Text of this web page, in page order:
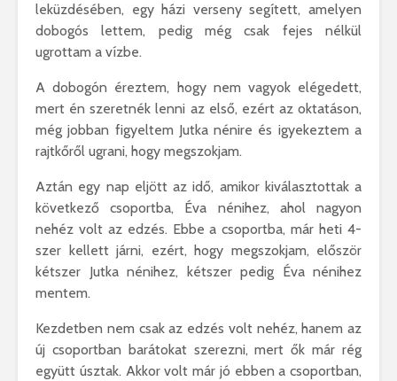
leküzdésében, egy házi verseny segített, amelyen
dobogós lettem, pedig még csak fejes nélkül
ugrottam a vízbe.
A dobogón éreztem, hogy nem vagyok elégedett,
mert én szeretnék lenni az első, ezért az oktatáson,
még jobban figyeltem Jutka nénire és igyekeztem a
rajtkőről ugrani, hogy megszokjam.
Aztán egy nap eljött az idő, amikor kiválasztottak a
következő csoportba, Éva nénihez, ahol nagyon
nehéz volt az edzés. Ebbe a csoportba, már heti 4-
szer kellett járni, ezért, hogy megszokjam, először
kétszer Jutka nénihez, kétszer pedig Éva nénihez
mentem.
Kezdetben nem csak az edzés volt nehéz, hanem az
új csoportban barátokat szerezni, mert ők már rég
együtt úsztak. Akkor volt már jó ebben a csoportban,